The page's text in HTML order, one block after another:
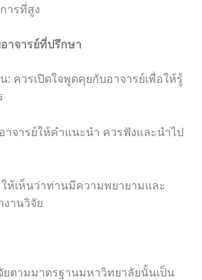
ารที่สูง
าจารย์ที่ปรึกษา
: ควรเปิดใจพูดคุยกับอาจารย์เพื่อให้รู้
าจารย์ให้คำแนะนำ ควรฟังและนำไป
ห้เห็นว่าท่านมีความพยายามและ
งานวิจัย
ยตามมาตรฐานมหาวิทยาลัยนั้นเป็น